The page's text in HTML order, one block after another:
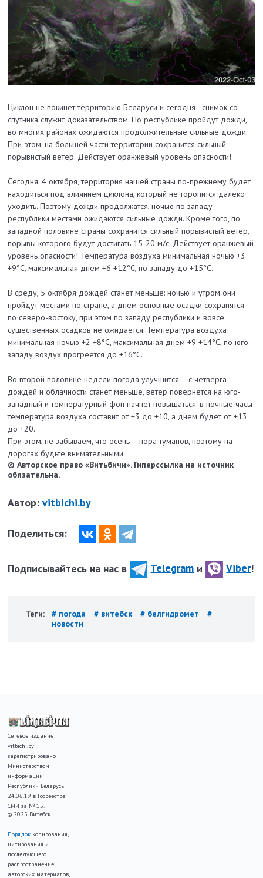
Циклон не покинет территорию Беларуси и сегодня - снимок со
спутника служит доказательством. По республике пройдут дожди,
во многих районах ожидаются продолжительные сильные дожди.
При этом, на большей части территории сохранится сильный
порывистый ветер. Действует оранжевый уровень опасности!
Сегодня, 4 октября, территория нашей страны по-прежнему будет
находиться под влиянием циклона, который не торопится далеко
уходить. Поэтому дожди продолжатся, ночью по западу
республики местами ожидаются сильные дожди. Кроме того, по
западной половине страны сохранится сильный порывистый ветер,
порывы которого будут достигать 15-20 м/с. Действует оранжевый
уровень опасности! Температура воздуха минимальная ночью +3
+9°С, максимальная днем +6 +12°С, по западу до +15°С.
В среду, 5 октября дождей станет меньше: ночью и утром они
пройдут местами по стране, а днем основные осадки сохранятся
по северо-востоку, при этом по западу республики и вовсе
существенных осадков не ожидается. Температура воздуха
минимальная ночью +2 +8°С, максимальная днем +9 +14°С, по юго-
западу воздух прогреется до +16°С.
Во второй половине недели погода улучшится – с четверга
дождей и облачности станет меньше, ветер повернется на юго-
западный и температурный фон начнет повышаться: в ночные часы
температура воздуха составит от +3 до +10, а днем будет от +13
до +20.
При этом, не забываем, что осень – пора туманов, поэтому на
дорогах будьте внимательными.
© Авторское право «Витьбичи». Гиперссылка на источник
обязательна.
Автор:vitbichi.by
Поделиться:
Подписывайтесь на нас в Telegram и Viber!
Теги: # погода # витебск # белгидромет
#
новости
Сетевое издание
vitbichi.by
зарегистрировано
Министерством
информации
Республики Беларусь
24.06.19 в Госреестре
СМИ за № 15.
© 2025 Витебск
Порядок копирования,
цитирования и
последующего
распространение
авторских материалов,